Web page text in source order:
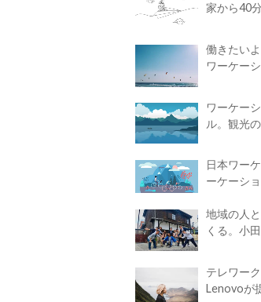
家から40
働きたい
ワーケー
ワーケー
ル。観光
日本ワー
ーケーシ
地域の人
くる。小
テレワー
Lenovoが